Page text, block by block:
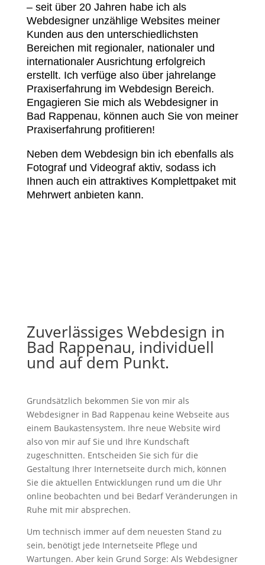
– seit über 20 Jahren habe ich als
Webdesigner unzählige Websites meiner
Kunden aus den unterschiedlichsten
Bereichen mit regionaler, nationaler und
internationaler Ausrichtung erfolgreich
erstellt. Ich verfüge also über jahrelange
Praxiserfahrung im Webdesign Bereich.
Engagieren Sie mich als Webdesigner in
Bad Rappenau, können auch Sie von meiner
Praxiserfahrung profitieren!
Neben dem Webdesign bin ich ebenfalls als
Fotograf und Videograf aktiv, sodass ich
Ihnen auch ein attraktives Komplettpaket mit
Mehrwert anbieten kann.
Zuverlässiges Webdesign in
Bad Rappenau, individuell
und auf dem Punkt.
Grundsätzlich bekommen Sie von mir als
Webdesigner in Bad Rappenau keine Webseite aus
einem Baukastensystem. Ihre neue Website wird
also von mir auf Sie und Ihre Kundschaft
zugeschnitten. Entscheiden Sie sich für die
Gestaltung Ihrer Internetseite durch mich, können
Sie die aktuellen Entwicklungen rund um die Uhr
online beobachten und bei Bedarf Veränderungen in
Ruhe mit mir absprechen.
Um technisch immer auf dem neuesten Stand zu
sein, benötigt jede Internetseite Pflege und
Wartungen. Aber kein Grund Sorge: Als Webdesigner